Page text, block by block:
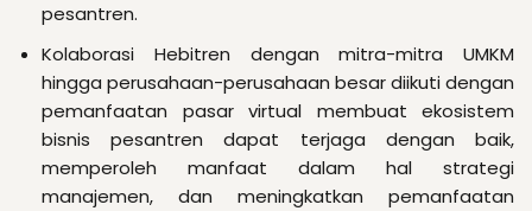
pesantren.
Kolaborasi Hebitren dengan mitra-mitra UMKM
hingga perusahaan-perusahaan besar diikuti dengan
pemanfaatan pasar virtual membuat ekosistem
bisnis pesantren dapat terjaga dengan baik,
memperoleh manfaat dalam hal strategi
manajemen, dan meningkatkan pemanfaatan